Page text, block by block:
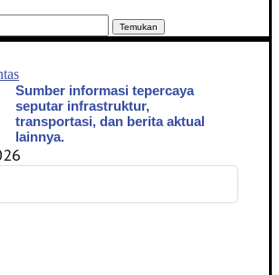
Temukan
Sumber informasi tepercaya
seputar infrastruktur,
transportasi, dan berita aktual
lainnya.